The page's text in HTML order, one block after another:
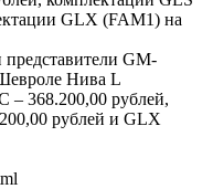
GLX (FAM1) на
представители GM-
Нива L
– 368.200,00 рублей,
рублей и GLX